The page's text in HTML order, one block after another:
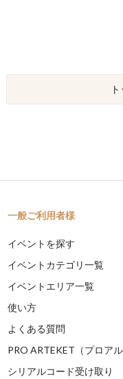
一般ご利用者様
イベントを探す
イベントカテゴリ一覧
イベントエリア一覧
使い方
よくある質問
PRO ARTEKET（プロアル
シリアルコード受け取り